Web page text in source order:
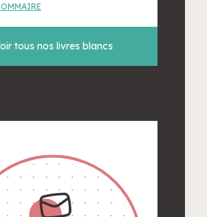
de l’externalisation ? Vous
mais à quel prix ?
tous nos livres blancs